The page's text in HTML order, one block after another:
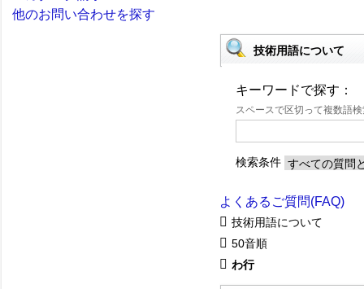
他のお問い合わせを探す
技術用語について
キーワードで探す：
スペースで区切って複数語
検索条件
よくあるご質問(FAQ)
技術用語について
50音順
わ行